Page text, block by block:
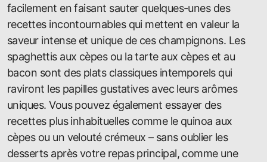
facilement en faisant sauter quelques-unes des
recettes incontournables qui mettent en valeur la
saveur intense et unique de ces champignons. Les
spaghettis aux cèpes ou la tarte aux cèpes et au
bacon sont des plats classiques intemporels qui
raviront les papilles gustatives avec leurs arômes
uniques. Vous pouvez également essayer des
recettes plus inhabituelles comme le quinoa aux
cèpes ou un velouté crémeux – sans oublier les
desserts après votre repas principal, comme une